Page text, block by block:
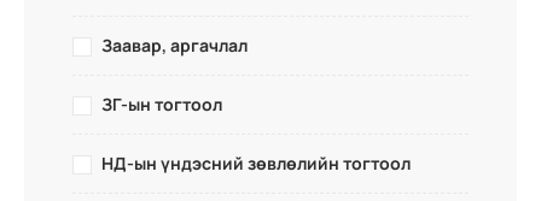
Заавар, аргачлал
ЗГ-ын тогтоол
НД-ын үндэсний зөвлөлийн тогтоол